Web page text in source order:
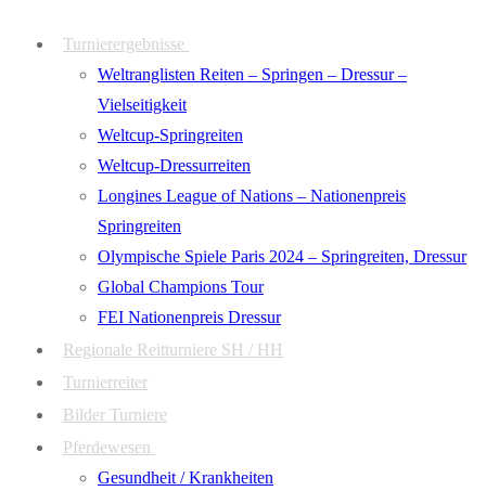
Turnierergebnisse
Weltranglisten Reiten – Springen – Dressur –
Vielseitigkeit
Weltcup-Springreiten
Weltcup-Dressurreiten
Longines League of Nations – Nationenpreis
Springreiten
Olympische Spiele Paris 2024 – Springreiten, Dressur
Global Champions Tour
FEI Nationenpreis Dressur
Regionale Reitturniere SH / HH
Turnierreiter
Bilder Turniere
Pferdewesen
Gesundheit / Krankheiten